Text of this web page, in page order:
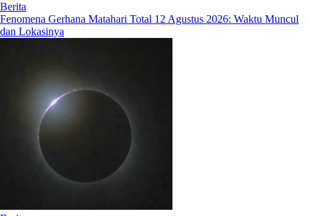
Berita
Fenomena Gerhana Matahari Total 12 Agustus 2026: Waktu Muncul
dan Lokasinya